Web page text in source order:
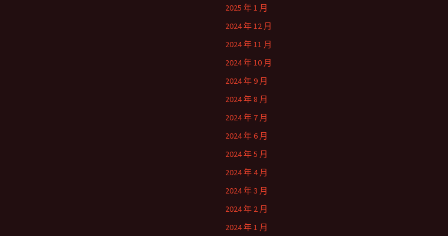
2025 年 1 月
2024 年 12 月
2024 年 11 月
2024 年 10 月
2024 年 9 月
2024 年 8 月
2024 年 7 月
2024 年 6 月
2024 年 5 月
2024 年 4 月
2024 年 3 月
2024 年 2 月
2024 年 1 月